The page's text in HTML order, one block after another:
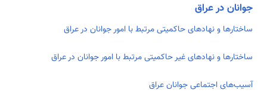
جوانان در عراق
ساختارها و نهادهای حاکمیتی مرتبط با امور جوانان در عراق
ساختارها و نهادهای غیر حاکمیتی مرتبط با امور جوانان در عراق
آسیب‌های اجتماعی جوانان عراق